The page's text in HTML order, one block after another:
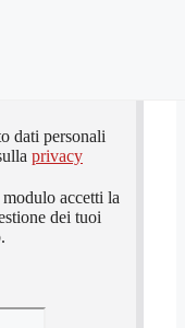
dati personali
privacy
accetti la
dei tuoi